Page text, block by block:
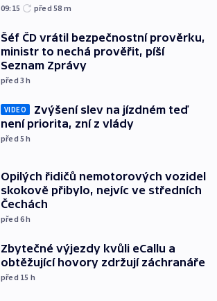
09:15 před 58 m
Šéf ČD vrátil bezpečnostní prověrku,
ministr to nechá prověřit, píší
Seznam Zprávy
před 3h
VIDEO
Zvýšení slev na jízdném teď
není priorita, zní z vlády
před 5h
Opilých řidičů nemotorových vozidel
skokově přibylo, nejvíc ve středních
Čechách
před 6h
Zbytečné výjezdy kvůli eCallu a
obtěžující hovory zdržují záchranáře
před 15 h